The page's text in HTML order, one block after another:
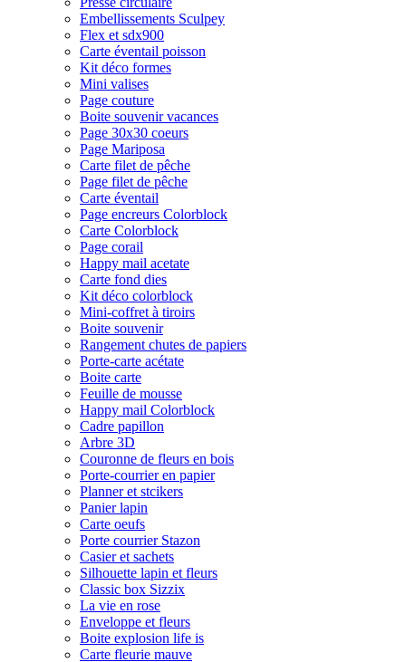
Embellissements Sculpey
Flex et sdx900
Carte éventail poisson
Kit déco formes
Mini valises
Page couture
Boite souvenir vacances
Page 30x30 coeurs
Page Mariposa
Carte filet de pêche
Page filet de pêche
Carte éventail
Page encreurs Colorblock
Carte Colorblock
Page corail
Happy mail acetate
Carte fond dies
Kit déco colorblock
Mini-coffret à tiroirs
Boite souvenir
Rangement chutes de papiers
Porte-carte acétate
Boite carte
Feuille de mousse
Happy mail Colorblock
Cadre papillon
Arbre 3D
Couronne de fleurs en bois
Porte-courrier en papier
Planner et stcikers
Panier lapin
Carte oeufs
Porte courrier Stazon
Casier et sachets
Silhouette lapin et fleurs
Classic box Sizzix
La vie en rose
Enveloppe et fleurs
Boite explosion life is
Carte fleurie mauve